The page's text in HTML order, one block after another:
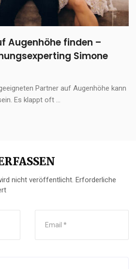
Augenhöhe finden –
Simone
Partner auf Augenhöhe kann
Es klappt oft ...
nicht veröffentlicht. Erforderliche